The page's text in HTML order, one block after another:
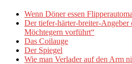
Wenn Döner essen
Der tiefer-härter-breiter-Angeber
Möchtegern vorführt“
Das Coilauge
Der Spiegel
Wie man Verlader auf den Arm